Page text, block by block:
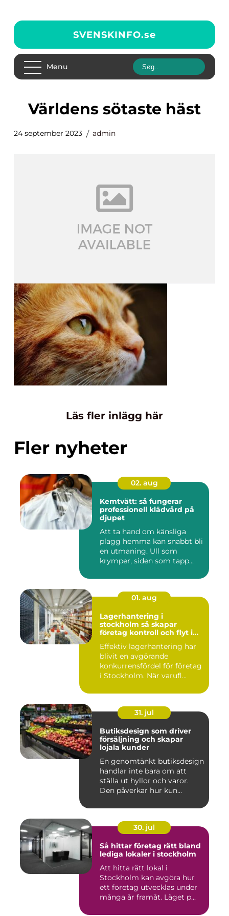
SVENSKINFO.se
Menu
världens sötaste häst
24 september 2023 admin
Läs fler inlägg här
Fler nyheter
02. aug
Kemtvätt: så fungerar
professionell klädvård på
djupet
Att ta hand om känsliga
plagg hemma kan snabbt bli
en utmaning. Ull som
krymper, siden som tapp...
01. aug
Lagerhantering i
stockholm så skapar
företag kontroll och flyt i
Effektiv lagerhantering har
blivit en avgörande
konkurrensfördel för företag
i Stockholm. När varufl...
31. jul
Butiksdesign som driver
försäljning och skapar
lojala kunder
En genomtänkt butiksdesign
handlar inte bara om att
ställa ut hyllor och varor.
Den påverkar hur kun...
30. jul
Så hittar företag rätt bland
lediga lokaler i stockholm
Att hitta rätt lokal i
Stockholm kan avgöra hur
ett företag utvecklas under
många år framåt. Läget p...